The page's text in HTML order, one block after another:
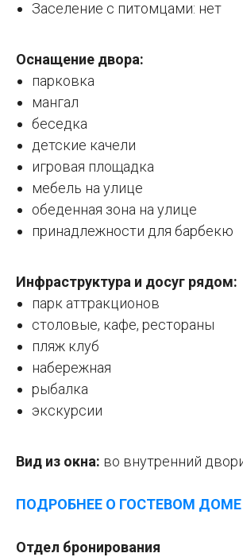
Заселение с питомцами: нет
Оснащение двора:
парковка
мангал
беседка
детские качели
игровая площадка
мебель на улице
обеденная зона на улице
принадлежности для барбекю
Инфраструктура и досуг рядом:
парк аттракционов
столовые, кафе, рестораны
пляж клуб
набережная
рыбалка
экскурсии
Вид из окна: во внутренний
ПОДРОБНЕЕ О ГОСТЕВОМ ДОМЕ
Отдел бронирования